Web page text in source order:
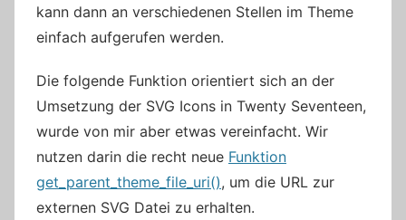
kann dann an verschiedenen Stellen im Theme
einfach aufgerufen werden.
Die folgende Funktion orientiert sich an der
Umsetzung der SVG Icons in Twenty Seventeen,
wurde von mir aber etwas vereinfacht. Wir
nutzen darin die recht neue Funktion
get_parent_theme_file_uri(), um die URL zur
externen SVG Datei zu erhalten.